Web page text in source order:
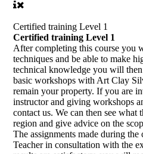
Certified training Level 1
Certified training Level 1
After completing this course you
techniques and be able to make
technical knowledge you will
basic workshops with Art Clay
remain your property. If you are
instructor and giving workshops
contact us. We can then see what
region and give advice on the
The assignments made during the
Teacher in consultation with the